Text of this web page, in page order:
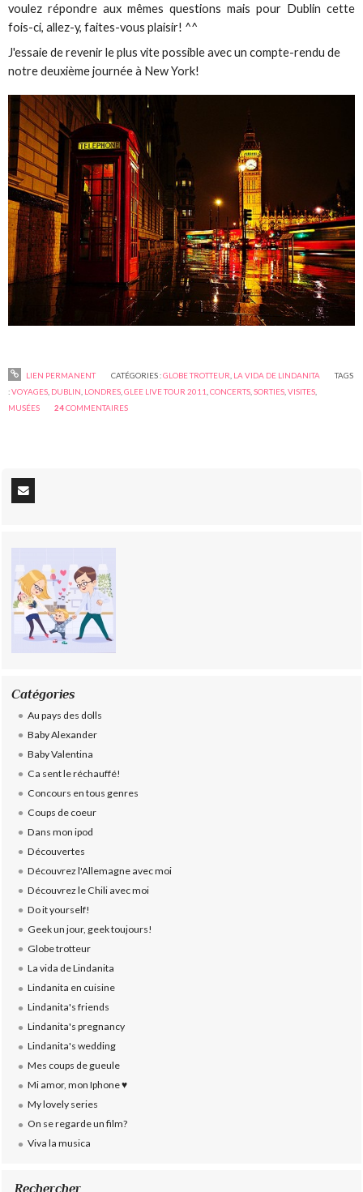
voulez répondre aux mêmes questions mais pour Dublin cette
fois-ci, allez-y, faites-vous plaisir! ^^
J'essaie de revenir le plus vite possible avec un compte-rendu de
notre deuxième journée à New York!
LIEN PERMANENT CATÉGORIES :GLOBE TROTTEUR LA VIDA DE LINDANITA
TAGS
:VOYAGES DUBLIN LONDRES ,GLEE LIVE TOUR 2011 ,CONCERTS ,SORTIES ,VISITES
MUSÉES
24COMMENTAIRES
Catégories
Au pays des dolls
Baby Alexander
Baby Valentina
Ca sent le réchauffé!
Concours en tous genres
Coups de coeur
Dans mon ipod
Découvertes
Découvrez l'Allemagne avec moi
Découvrez le Chili avec moi
Do it yourself!
Geek un jour, geek toujours!
Globe trotteur
La vida de Lindanita
Lindanita en cuisine
Lindanita's friends
Lindanita's pregnancy
Lindanita's wedding
Mes coups de gueule
Mi amor, mon Iphone ♥
My lovely series
On se regarde un film?
Viva la musica
Rechercher